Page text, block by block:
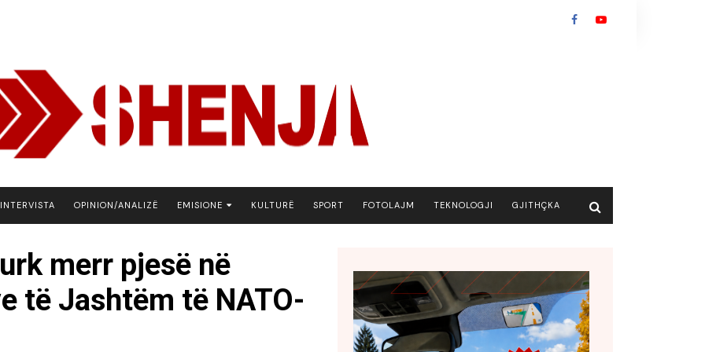
INTERVISTA OPINION/ANALIZË EMISIONE
BOTA NE FOKUS
EKONOMIKS
KULTURË SPORT FOTOLAJM TEKNOLOGJI GJITHÇKA
merr pjesë në
të Jashtëm të NATO-